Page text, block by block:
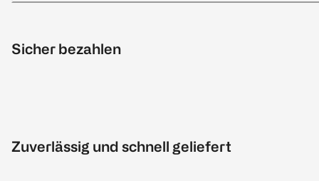
Sicher bezahlen
Zuverlässig und schnell geliefert